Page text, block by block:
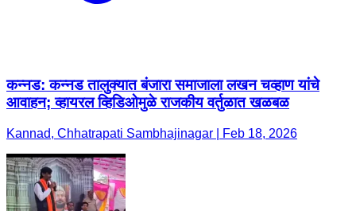
कन्नड: कन्नड तालुक्यात बंजारा समाजाला लखन चव्हाण यांचे
आवाहन; व्हायरल व्हिडिओमुळे राजकीय वर्तुळात खळबळ
Kannad, Chhatrapati Sambhajinagar | Feb 18, 2026